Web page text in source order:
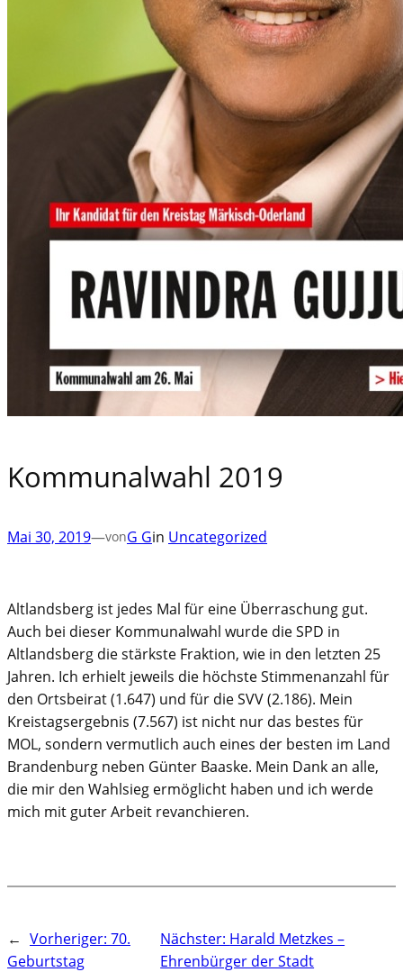
Kommunalwahl 2019
Mai 30, 2019—vonG Gin Uncategorized
Altlandsberg ist jedes Mal für eine Überraschung gut.
Auch bei dieser Kommunalwahl wurde die SPD in
Altlandsberg die stärkste Fraktion, wie in den letzten 25
Jahren. Ich erhielt jeweils die höchste Stimmenanzahl für
den Ortsbeirat (1.647) und für die SVV (2.186). Mein
Kreistagsergebnis (7.567) ist nicht nur das bestes für
MOL, sondern vermutlich auch eines der besten im Land
Brandenburg neben Günter Baaske. Mein Dank an alle,
die mir den Wahlsieg ermöglicht haben und ich werde
mich mit guter Arbeit revanchieren.
← Vorheriger: 70.
Geburtstag
Nächster: Harald Metzkes –
Ehrenbürger der Stadt